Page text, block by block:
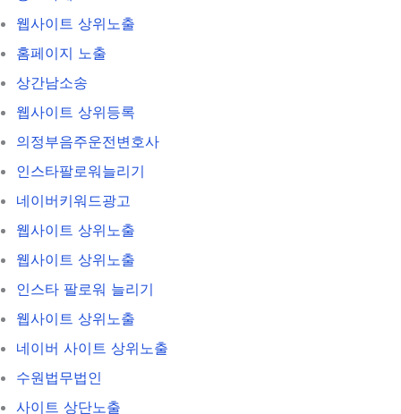
웹사이트 상위노출
홈페이지 노출
상간남소송
웹사이트 상위등록
의정부음주운전변호사
인스타팔로워늘리기
네이버키워드광고
웹사이트 상위노출
웹사이트 상위노출
인스타 팔로워 늘리기
웹사이트 상위노출
네이버 사이트 상위노출
수원법무법인
사이트 상단노출